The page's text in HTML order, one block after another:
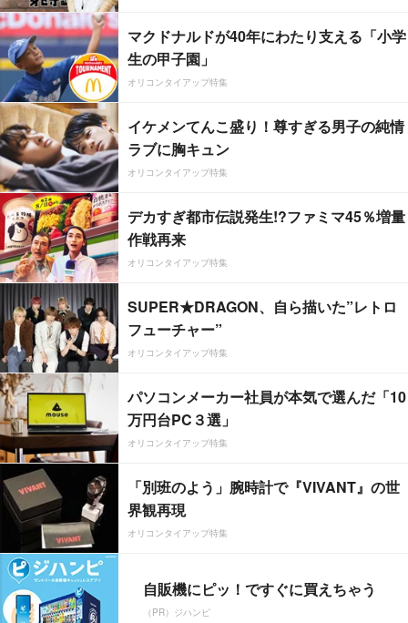
マクドナルドが40年にわたり支える「小学
生の甲子園」
オリコンタイアップ特集
イケメンてんこ盛り！尊すぎる男子の純情
ラブに胸キュン
オリコンタイアップ特集
デカすぎ都市伝説発生!?ファミマ45％増量
作戦再来
オリコンタイアップ特集
SUPER★DRAGON、自ら描いた”レトロ
フューチャー”
オリコンタイアップ特集
パソコンメーカー社員が本気で選んだ「10
万円台PC３選」
オリコンタイアップ特集
「別班のよう」腕時計で『VIVANT』の世
界観再現
オリコンタイアップ特集
自販機にピッ！ですぐに買えちゃう
（PR）ジハンピ